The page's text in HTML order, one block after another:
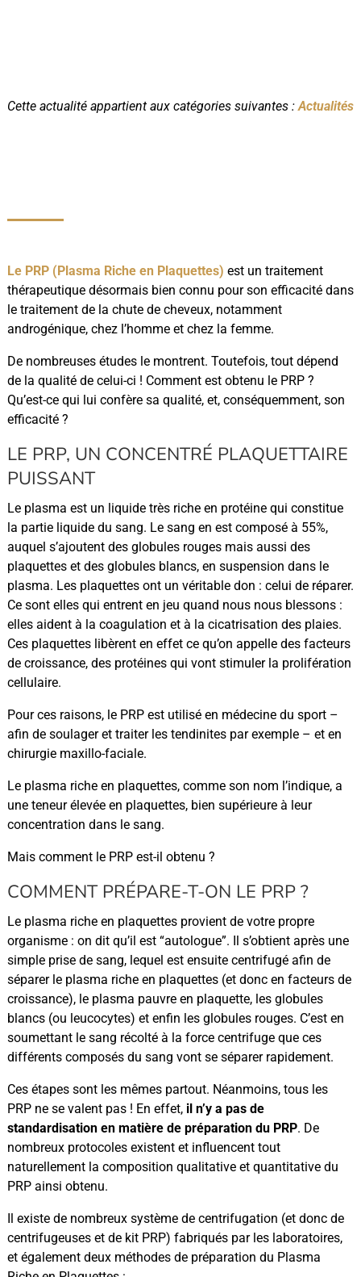
Cette actualité appartient aux catégories suivantes :Actualités
Le PRP (Plasma Riche en Plaquettes) est un traitement
thérapeutique désormais bien connu pour son efficacité dans
le traitement de la chute de cheveux, notamment
androgénique, chez l’homme et chez la femme.
De nombreuses études le montrent. Toutefois, tout dépend
de la qualité de celui-ci ! Comment est obtenu le PRP ?
Qu’est-ce qui lui confère sa qualité, et, conséquemment, son
efficacité ?
LE PRP, UN CONCENTRÉ PLAQUETTAIRE
PUISSANT
Le plasma est un liquide très riche en protéine qui constitue
la partie liquide du sang. Le sang en est composé à 55%,
auquel s’ajoutent des globules rouges mais aussi des
plaquettes et des globules blancs, en suspension dans le
plasma. Les plaquettes ont un véritable don : celui de réparer.
Ce sont elles qui entrent en jeu quand nous nous blessons :
elles aident à la coagulation et à la cicatrisation des plaies.
Ces plaquettes libèrent en effet ce qu’on appelle des facteurs
de croissance, des protéines qui vont stimuler la prolifération
cellulaire.
Pour ces raisons, le PRP est utilisé en médecine du sport –
afin de soulager et traiter les tendinites par exemple – et en
chirurgie maxillo-faciale.
Le plasma riche en plaquettes, comme son nom l’indique, a
une teneur élevée en plaquettes, bien supérieure à leur
concentration dans le sang.
Mais comment le PRP est-il obtenu ?
COMMENT PRÉPARE-T-ON LE PRP ?
Le plasma riche en plaquettes provient de votre propre
organisme : on dit qu’il est “autologue”. Il s’obtient après une
simple prise de sang, lequel est ensuite centrifugé afin de
séparer le plasma riche en plaquettes (et donc en facteurs de
croissance), le plasma pauvre en plaquette, les globules
blancs (ou leucocytes) et enfin les globules rouges. C’est en
soumettant le sang récolté à la force centrifuge que ces
différents composés du sang vont se séparer rapidement.
Ces étapes sont les mêmes partout. Néanmoins, tous les
PRP ne se valent pas ! En effet, il n’y a pas de
standardisation en matière de préparation du PRP. De
nombreux protocoles existent et influencent tout
naturellement la composition qualitative et quantitative du
PRP ainsi obtenu.
Il existe de nombreux système de centrifugation (et donc de
centrifugeuses et de kit PRP) fabriqués par les laboratoires,
et également deux méthodes de préparation du Plasma